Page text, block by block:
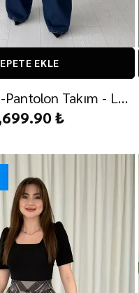
EKLE
Yelek-Gömlek-Pantolon Takım - Lacivert
₺